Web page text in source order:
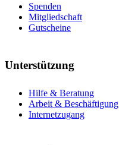
Spenden
Mitgliedschaft
Gutscheine
Unterstützung
Hilfe & Beratung
Arbeit & Beschäftigung
Internetzugang